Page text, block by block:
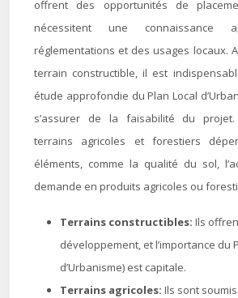
offrent des opportunités de
nécessitent une connaissance
réglementations et des usages locaux.
terrain constructible, il est
étude approfondie du Plan Local
s’assurer de la faisabilité du projet.
terrains agricoles et forestiers
éléments, comme la qualité du sol,
demande en produits agricoles ou
Terrains constructibles: Ils
développement, et l’importance du
d’Urbanisme) est capitale.
Terrains agricoles: Ils sont